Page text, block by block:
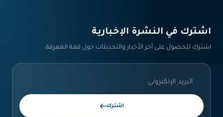
اشترك في النشرة الإخبارية‎
اشترك للحصول على آخر الأخبار والتحديثات حول قمة المعرفة.
اشترك